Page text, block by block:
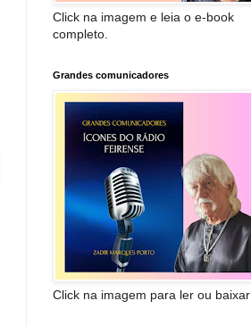
Click na imagem e leia o e-book
completo.
Grandes comunicadores
Click na imagem para ler ou baixar